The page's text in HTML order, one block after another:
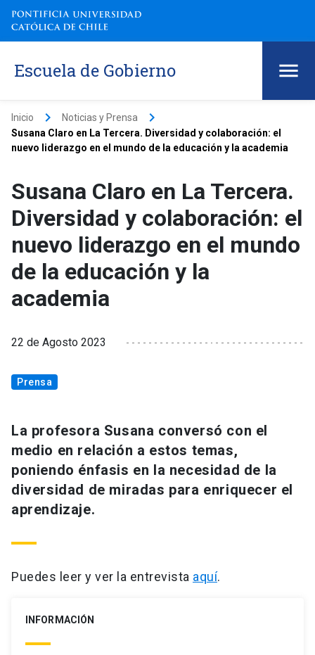
Escuela de Gobierno
Inicio keyboard_arrow_right Noticias y Prensa keyboard_arrow_right
Susana Claro en La Tercera. Diversidad y colaboración: el
nuevo liderazgo en el mundo de la educación y la academia
Susana Claro en La Tercera.
Diversidad y colaboración: el
nuevo liderazgo en el mundo
de la educación y la
academia
22 de Agosto 2023
Prensa
La profesora Susana conversó con el
medio en relación a estos temas,
poniendo énfasis en la necesidad de la
diversidad de miradas para enriquecer el
aprendizaje.
Puedes leer y ver la entrevista aquí.
INFORMACIÓN